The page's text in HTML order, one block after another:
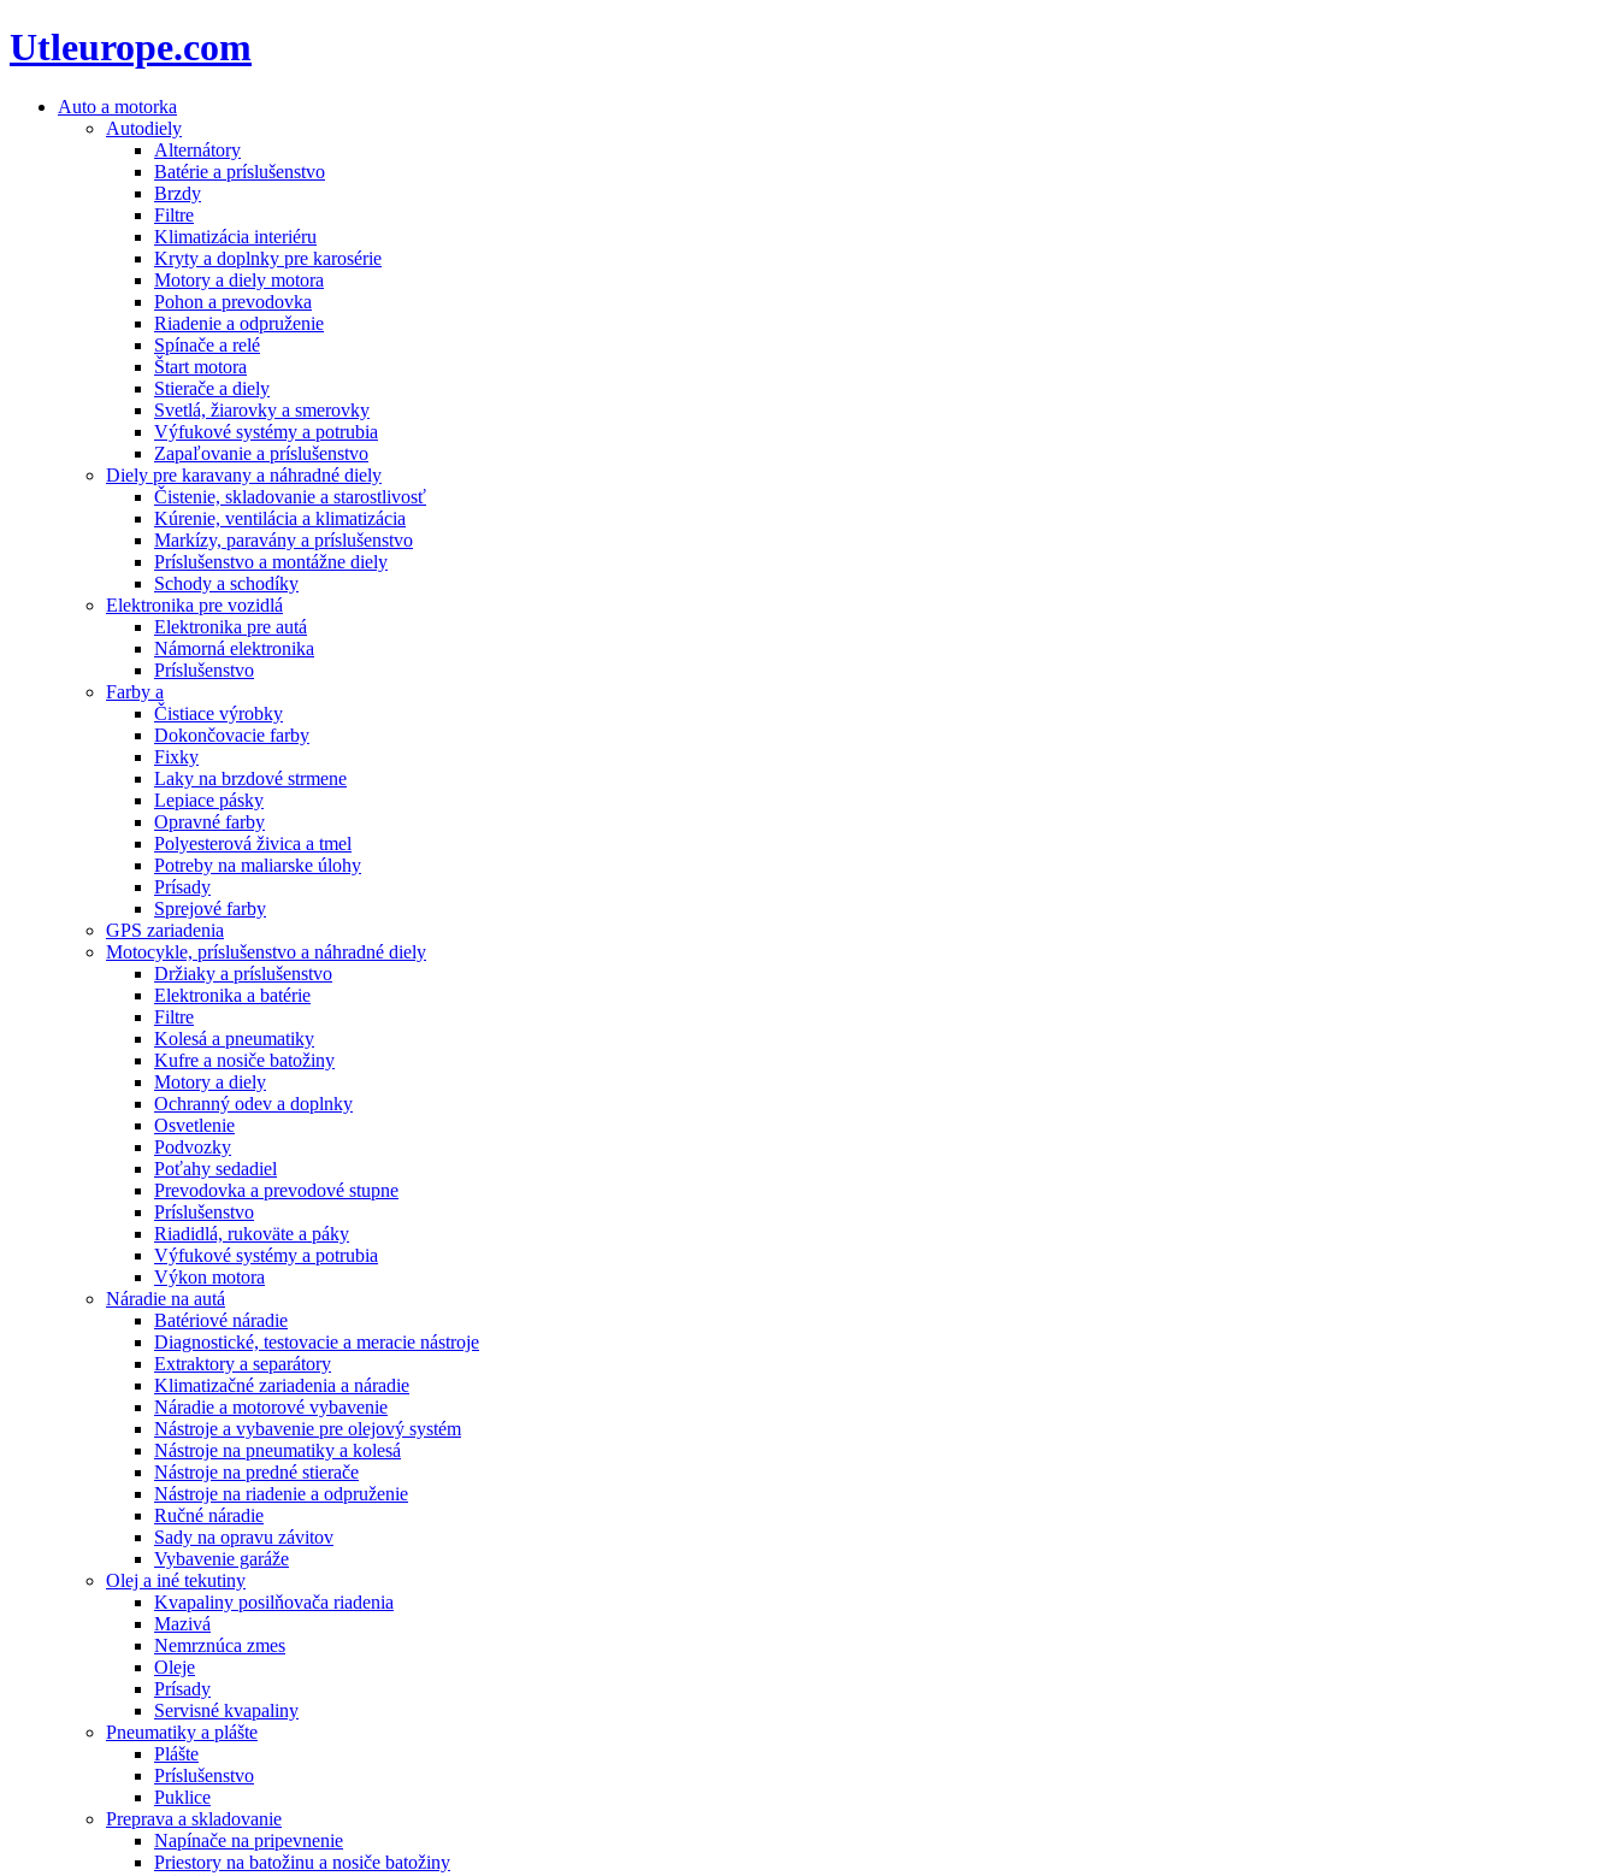
Utleurope.com
Auto a motorka
Autodiely
Alternátory
Batérie a príslušenstvo
Brzdy
Filtre
Klimatizácia interiéru
Kryty a doplnky pre karosérie
Motory a diely motora
Pohon a prevodovka
Riadenie a odpruženie
Spínače a relé
Štart motora
Stierače a diely
Svetlá, žiarovky a smerovky
Výfukové systémy a potrubia
Zapaľovanie a príslušenstvo
Diely pre karavany a náhradné diely
Čistenie, skladovanie a starostlivosť
Kúrenie, ventilácia a klimatizácia
Markízy, paravány a príslušenstvo
Príslušenstvo a montážne diely
Schody a schodíky
Elektronika pre vozidlá
Elektronika pre autá
Námorná elektronika
Príslušenstvo
Farby a
Čistiace výrobky
Dokončovacie farby
Fixky
Laky na brzdové strmene
Lepiace pásky
Opravné farby
Polyesterová živica a tmel
Potreby na maliarske úlohy
Prísady
Sprejové farby
GPS zariadenia
Motocykle, príslušenstvo a náhradné diely
Držiaky a príslušenstvo
Elektronika a batérie
Filtre
Kolesá a pneumatiky
Kufre a nosiče batožiny
Motory a diely
Ochranný odev a doplnky
Osvetlenie
Podvozky
Poťahy sedadiel
Prevodovka a prevodové stupne
Príslušenstvo
Riadidlá, rukoväte a páky
Výfukové systémy a potrubia
Výkon motora
Náradie na autá
Batériové náradie
Diagnostické, testovacie a meracie nástroje
Extraktory a separátory
Klimatizačné zariadenia a náradie
Náradie a motorové vybavenie
Nástroje a vybavenie pre olejový systém
Nástroje na pneumatiky a kolesá
Nástroje na predné stierače
Nástroje na riadenie a odpruženie
Ručné náradie
Sady na opravu závitov
Vybavenie garáže
Olej a iné tekutiny
Kvapaliny posilňovača riadenia
Mazivá
Nemrznúca zmes
Oleje
Prísady
Servisné kvapaliny
Pneumatiky a plášte
Plášte
Príslušenstvo
Puklice
Preprava a skladovanie
Napínače na pripevnenie
Priestory na batožinu a nosiče batožiny